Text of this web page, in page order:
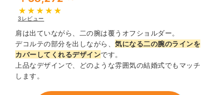
3レビュー
肩は出ていながら、二の腕は覆うオフショルダー。
デコルテの部分を出しながら、気になる二の腕のラインを
カバーしてくれるデザインです。
上品なデザインで、どのような雰囲気の結婚式でもマッチ
します。